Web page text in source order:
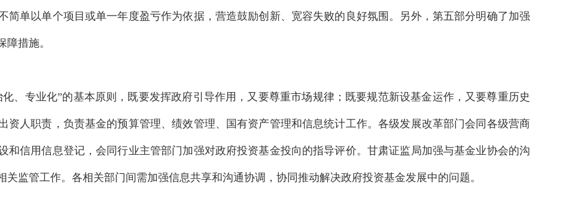
简单以单个项目或单一年度盈亏作为依据，营造鼓励创新、宽容失败的良好氛围。另外，第五部分明确了加强
措施。
、专业化”的基本原则，既要发挥政府引导作用，又要尊重市场规律；既要规范新设基金运作，又要尊重历史
资人职责，负责基金的预算管理、绩效管理、国有资产管理和信息统计工作。各级发展改革部门会同各级营商
和信用信息登记，会同行业主管部门加强对政府投资基金投向的指导评价。甘肃证监局加强与基金业协会的沟
监管工作。各相关部门间需加强信息共享和沟通协调，协同推动解决政府投资基金发展中的问题。